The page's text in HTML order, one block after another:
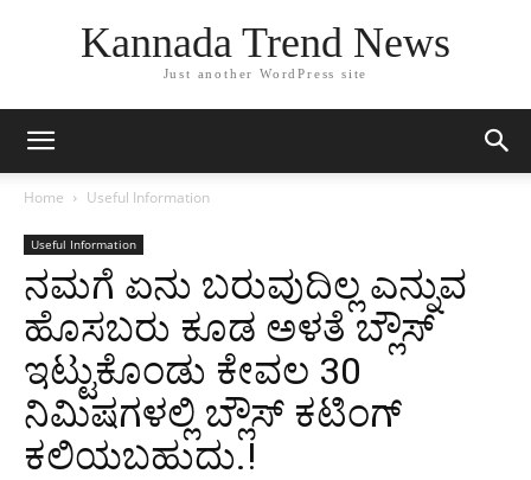
Kannada Trend News
Just another WordPress site
Home Useful Information
Useful Information
ನಮಗೆ ಏನು ಬರುವುದಿಲ್ಲ ಎನ್ನುವ
ಹೊಸಬರು ಕೂಡ ಅಳತೆ ಬ್ಲೌಸ್
ಇಟ್ಟುಕೊಂಡು ಕೇವಲ 30
ನಿಮಿಷಗಳಲ್ಲಿ ಬ್ಲೌಸ್ ಕಟಿಂಗ್
ಕಲಿಯಬಹುದು.!